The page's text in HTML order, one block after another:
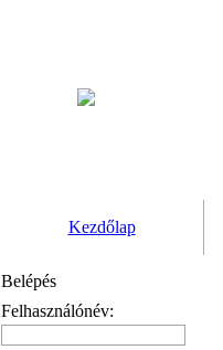
Kezdőlap
Belépés
Felhasználónév: